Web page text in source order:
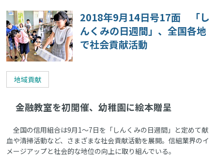
2018年9月14日号17面 「し
んくみの日週間」、全国各地
で社会貢献活動
地域貢献
金融教室を初開催、幼稚園に絵本贈呈
全国の信用組合は9月1～7日を「しんくみの日週間」と定めて献
血や清掃活動など、さまざまな社会貢献活動を展開。信組業界のイ
メージアップと社会的な地位の向上に取り組んでいる。